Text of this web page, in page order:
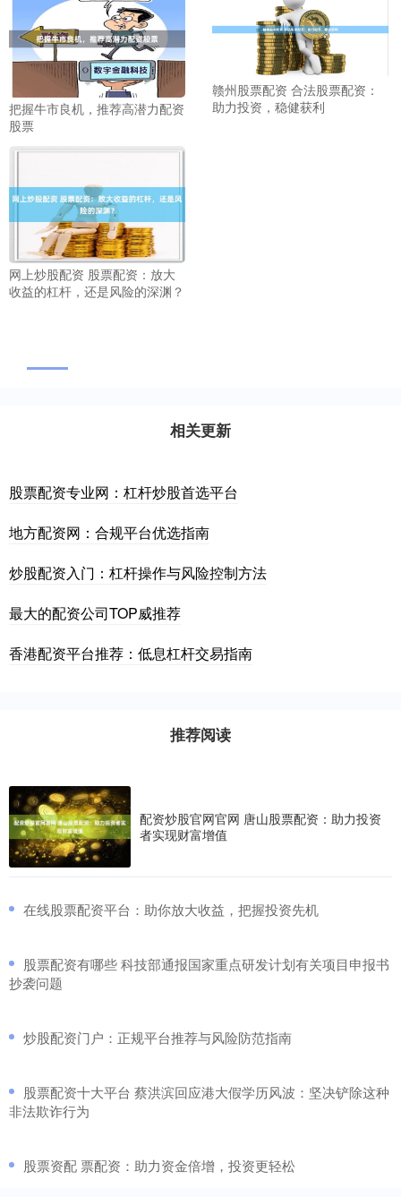
把握牛市良机，推荐高潜力配资
股票
赣州股票配资 合法股票配资：
助力投资，稳健获利
网上炒股配资 股票配资：放大
收益的杠杆，还是风险的深渊？
相关更新
股票配资专业网：杠杆炒股首选平台
地方配资网：合规平台优选指南
炒股配资入门：杠杆操作与风险控制方法
最大的配资公司TOP威推荐
香港配资平台推荐：低息杠杆交易指南
推荐阅读
配资炒股官网官网 唐山股票配资：助力投资
者实现财富增值
​在线股票配资平台：助你放大收益，把握投资先机
​股票配资有哪些 科技部通报国家重点研发计划有关项目申报书
抄袭问题
​炒股配资门户：正规平台推荐与风险防范指南
​股票配资十大平台 蔡洪滨回应港大假学历风波：坚决铲除这种
非法欺诈行为
​股票资配 票配资：助力资金倍增，投资更轻松